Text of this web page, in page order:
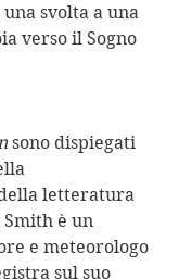
svolta a una
verso il Sogno
sono dispiegati
letteratura
è un
e meteorologo
sul suo